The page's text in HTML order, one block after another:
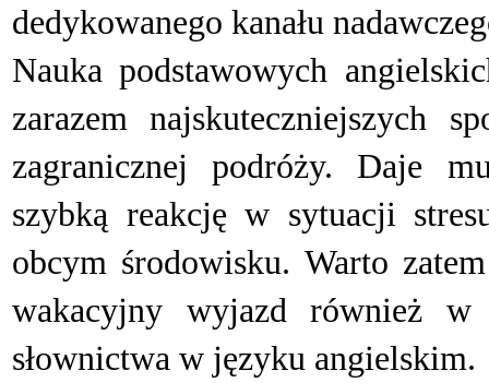
dedykowanego kanału
Nauka podstawowych
zarazem najskuteczniejszych
zagranicznej podróży. Daje
szybką reakcję w sytuacji
obcym środowisku. Warto
wakacyjny wyjazd również w
słownictwa w języku angielskim.